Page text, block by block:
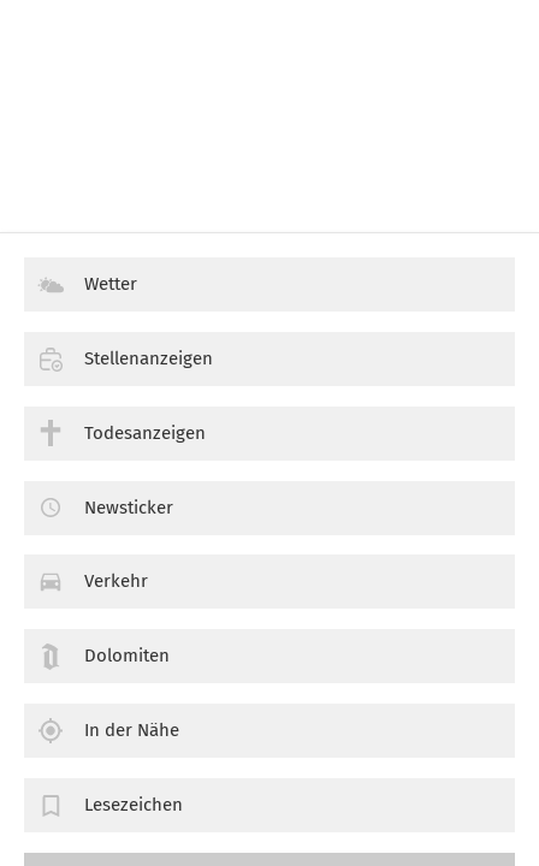
Wetter
Stellenanzeigen
Todesanzeigen
Newsticker
Verkehr
Dolomiten
In der Nähe
Lesezeichen